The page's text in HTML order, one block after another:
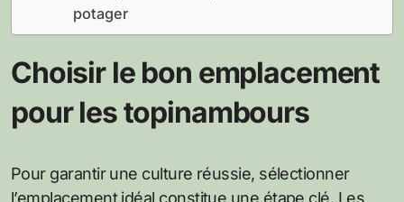
potager
Choisir le bon emplacement
pour les topinambours
Pour garantir une culture réussie, sélectionner
l’emplacement idéal constitue une étape clé. Les